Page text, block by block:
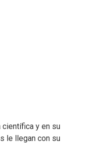
científica y en su
le llegan con su